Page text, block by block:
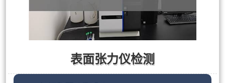
表面张力仪检测